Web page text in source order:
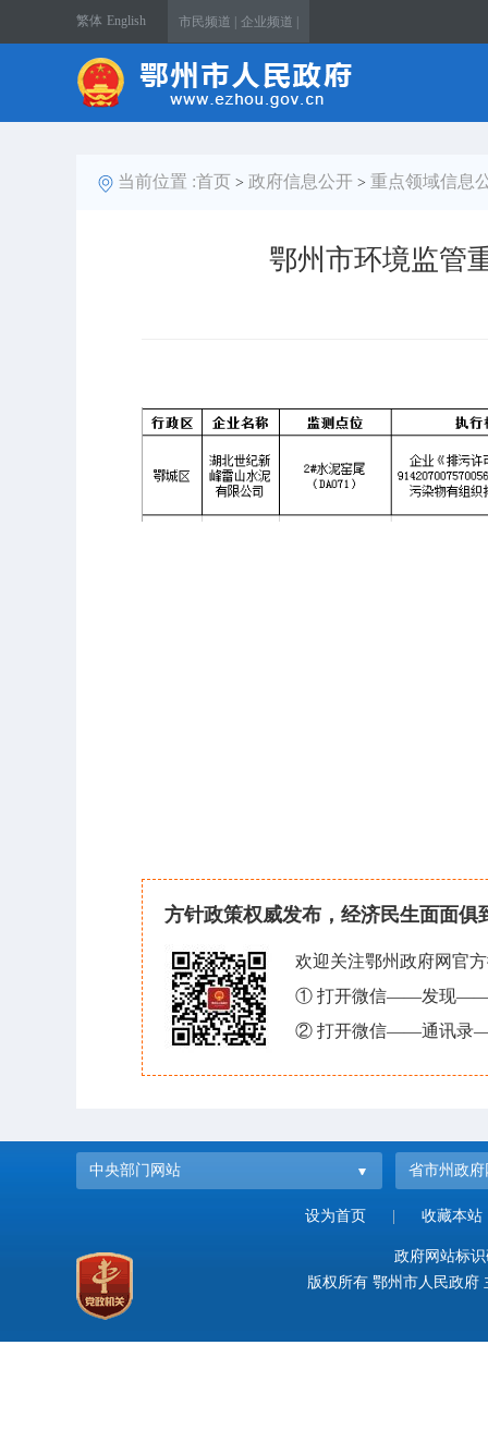
繁体 English 市民频道 | 企业频道 |
当前位置 :首页 > 政府信息公开 > 重点领域信息
鄂州市环境监管
方针政策权威发布，经济民生面面俱
欢迎关注鄂州政府网官
① 打开微信——发现——
② 打开微信——通讯录
中央部门网站 省市州政府
设为首页 | 收藏本站
政府网站标
版权所有 鄂州市人民政府